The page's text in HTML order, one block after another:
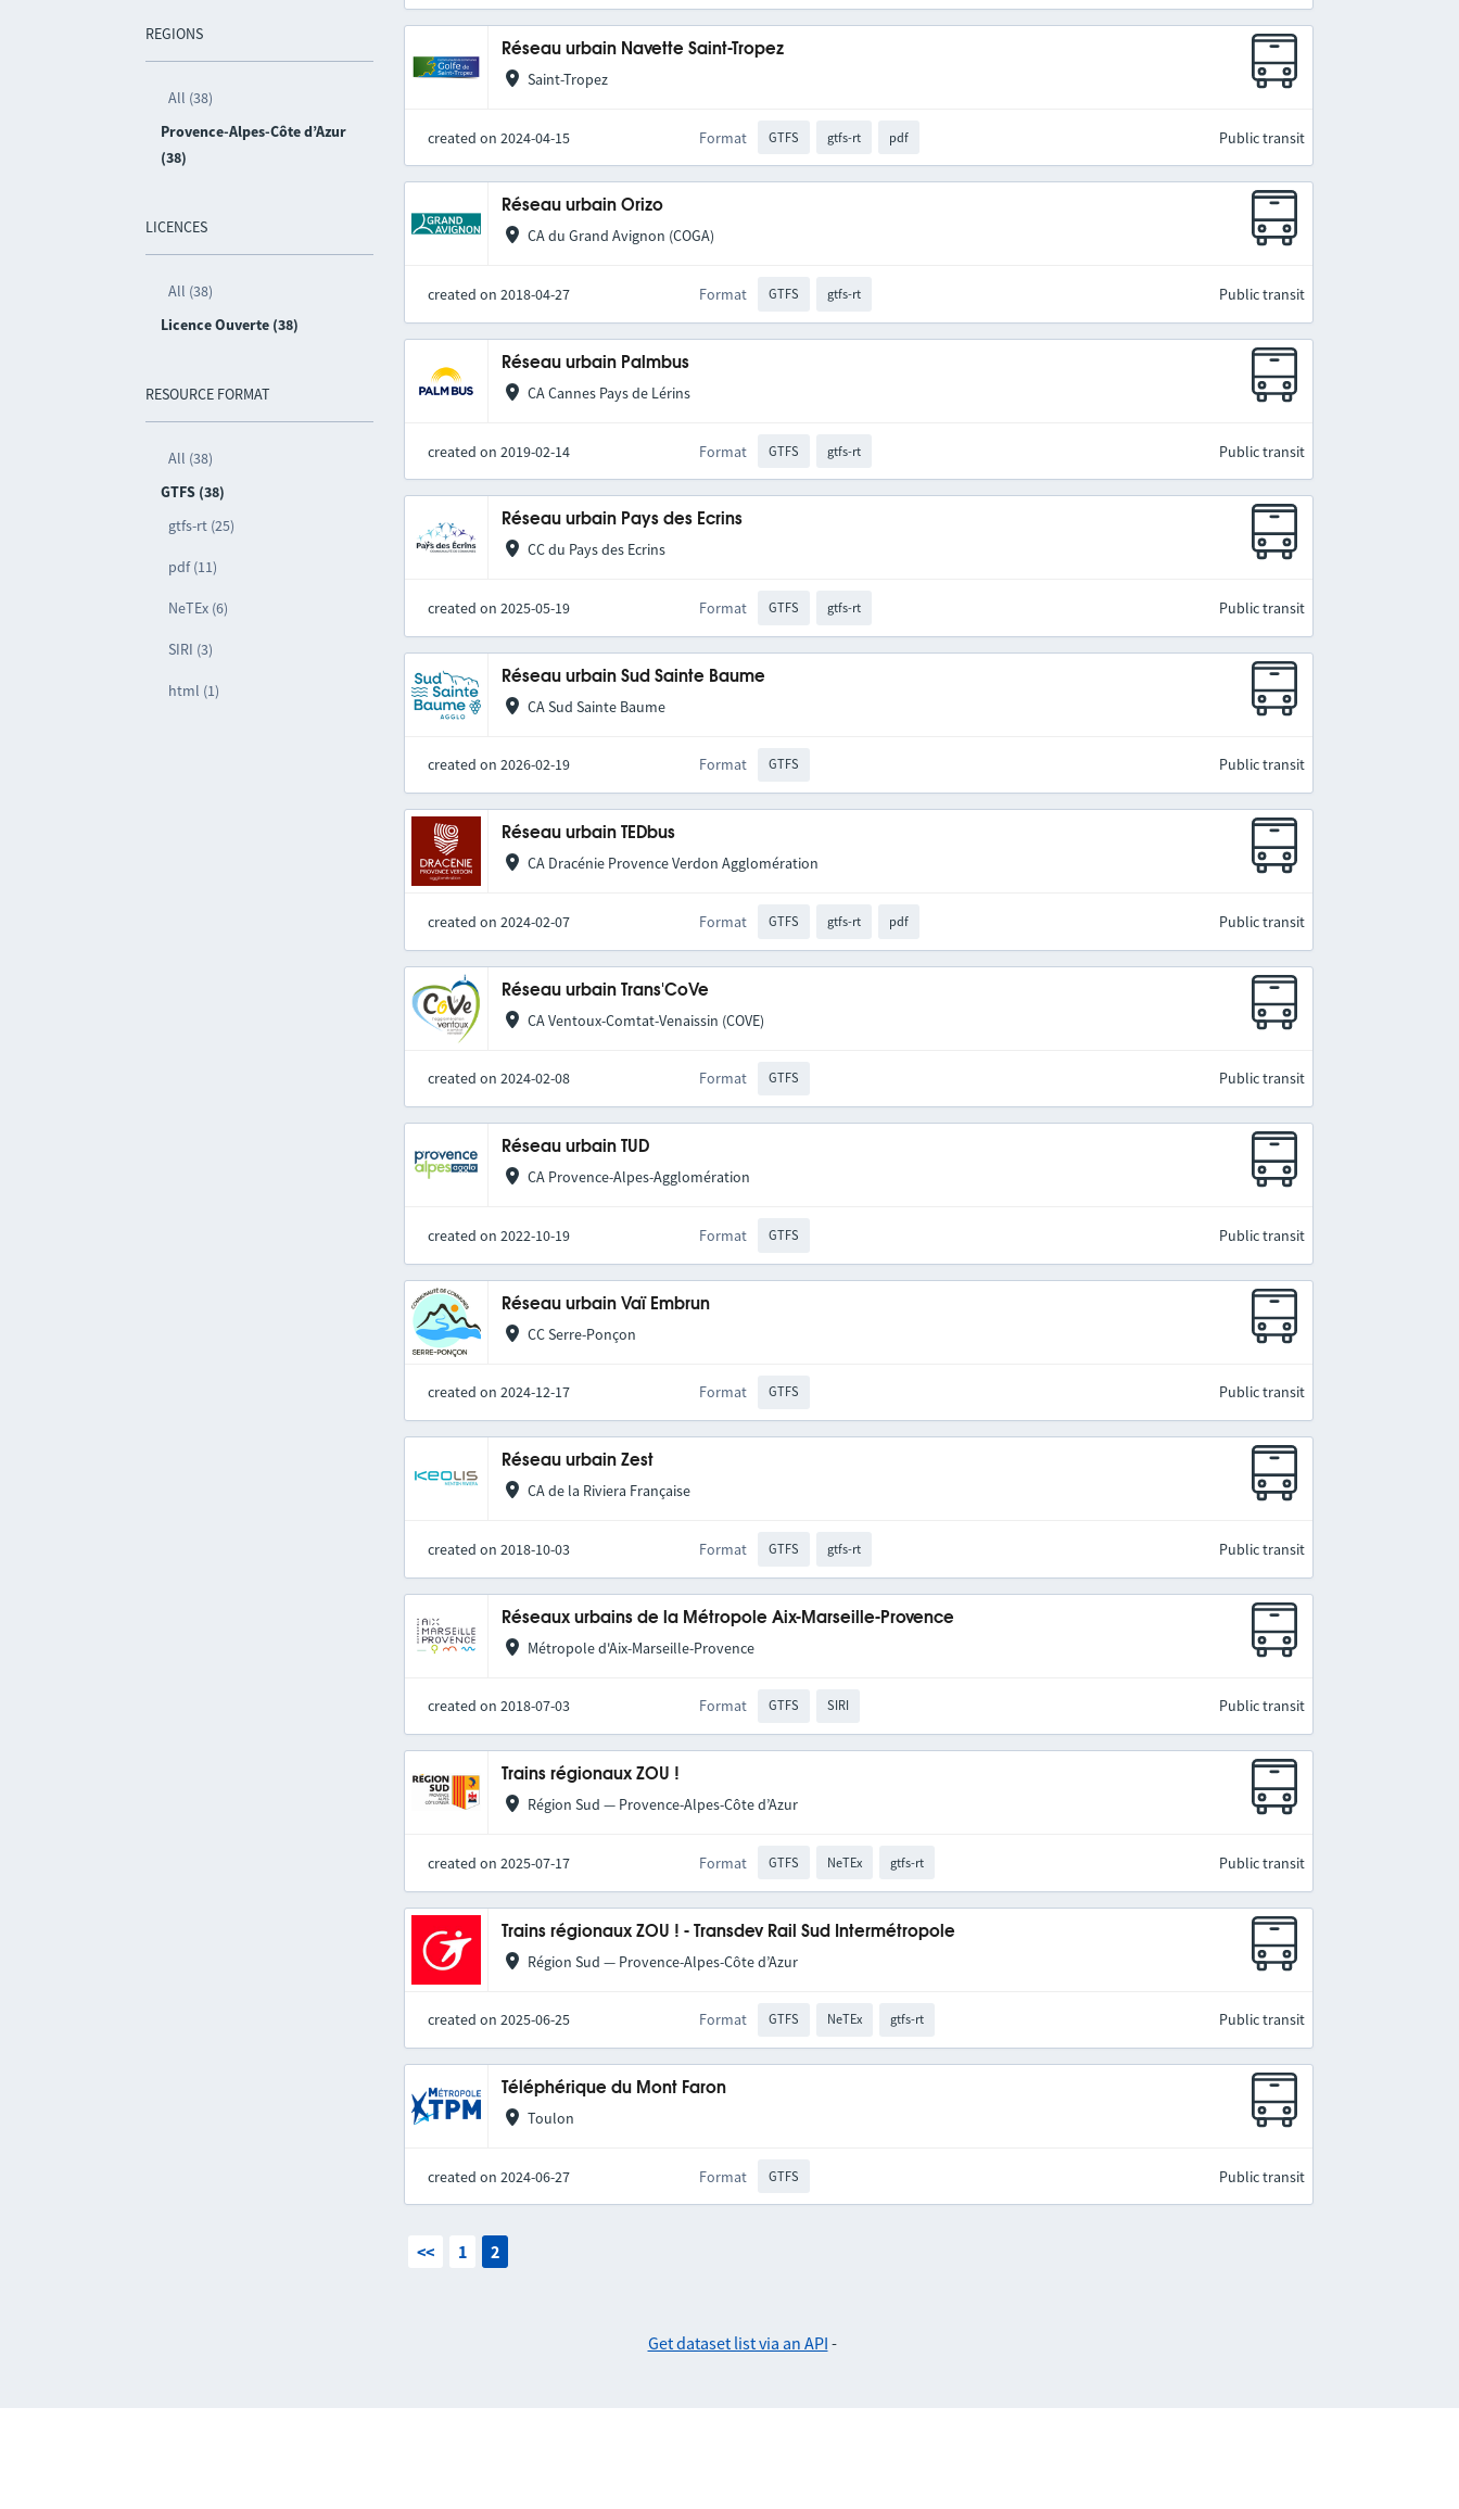
REGIONS
All (38)
Provence-Alpes-Côte d’Azur
(38)
LICENCES
All (38)
Licence Ouverte (38)
RESOURCE FORMAT
All (38)
GTFS (38)
gtfs-rt (25)
pdf (11)
NeTEx (6)
SIRI (3)
html (1)
Réseau urbain Navette Saint-Tropez
Saint-Tropez
created on 2024-04-15 Format GTFS gtfs-rt pdf Public transit
Réseau urbain Orizo
CA du Grand Avignon (COGA)
created on 2018-04-27 Format GTFS gtfs-rt Public transit
Réseau urbain Palmbus
CA Cannes Pays de Lérins
created on 2019-02-14 Format GTFS gtfs-rt Public transit
Réseau urbain Pays des Ecrins
CC du Pays des Ecrins
created on 2025-05-19 Format GTFS gtfs-rt Public transit
Réseau urbain Sud Sainte Baume
CA Sud Sainte Baume
created on 2026-02-19 Format GTFS Public transit
Réseau urbain TEDbus
CA Dracénie Provence Verdon Agglomération
created on 2024-02-07 Format GTFS gtfs-rt pdf Public transit
Réseau urbain Trans'CoVe
CA Ventoux-Comtat-Venaissin (COVE)
created on 2024-02-08 Format GTFS Public transit
Réseau urbain TUD
CA Provence-Alpes-Agglomération
created on 2022-10-19 Format GTFS Public transit
Réseau urbain Vaï Embrun
CC Serre-Ponçon
created on 2024-12-17 Format GTFS Public transit
Réseau urbain Zest
CA de la Riviera Française
created on 2018-10-03 Format GTFS gtfs-rt Public transit
Réseaux urbains de la Métropole Aix-Marseille-Provence
Métropole d'Aix-Marseille-Provence
created on 2018-07-03 Format GTFS SIRI Public transit
Trains régionaux ZOU !
Région Sud — Provence-Alpes-Côte d’Azur
created on 2025-07-17 Format GTFS NeTEx gtfs-rt Public transit
Trains régionaux ZOU ! - Transdev Rail Sud Intermétropole
Région Sud — Provence-Alpes-Côte d’Azur
created on 2025-06-25 Format GTFS NeTEx gtfs-rt Public transit
Téléphérique du Mont Faron
Toulon
created on 2024-06-27 Format GTFS Public transit
<< 1 2
Get dataset list via an API -